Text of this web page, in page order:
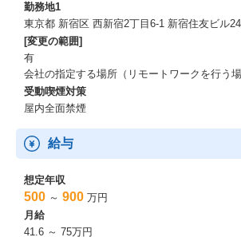
勤務地1
東京都 新宿区 西新宿2丁目6-1 新宿住友ビル
[変更の範囲]
有
会社の指定する場所（リモートワークを行う場
受動喫煙対策
屋内全面禁煙
給与
想定年収
500 ～ 900 万円
月給
41.6 ～ 75万円